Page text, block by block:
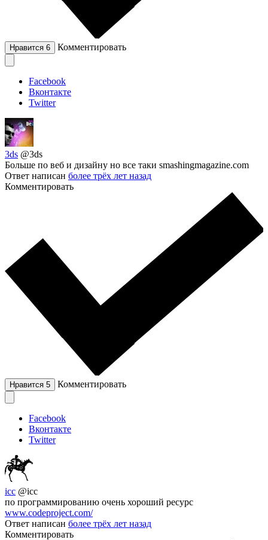
Нравится 6 Комментировать
Facebook
Вконтакте
Twitter
3ds @3ds
Больше по веб и дизайну но все таки smashingmagazine.com
Ответ написан более трёх лет назад
Комментировать
Нравится 5 Комментировать
Facebook
Вконтакте
Twitter
icc @icc
по программированию очень хороший ресурс
www.codeproject.com/
Ответ написан более трёх лет назад
Комментировать